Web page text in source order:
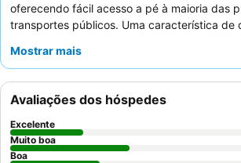
oferecendo fácil acesso a pé à maioria das
transportes públicos. Uma característica de
frigorífico e uma máquina de lavar roupa,
hóspedes elogiam consistentemente os
limpeza, que são simpáticos e prestativos
comuns limpas. Para uma estadia mais
solicitar um quarto virado para o lado oposto
Mostrar mais
Avaliações dos hóspedes
Excelente
Muito boa
Boa